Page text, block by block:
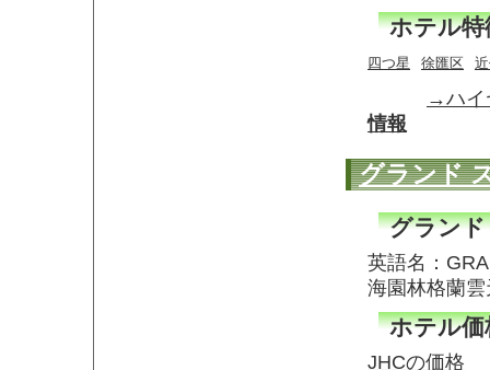
ホテル特
四つ星 徐匯区
→ハイ
情報
グランド
グラン
英語名：
海園林格蘭
ホテル価
JHCの価格